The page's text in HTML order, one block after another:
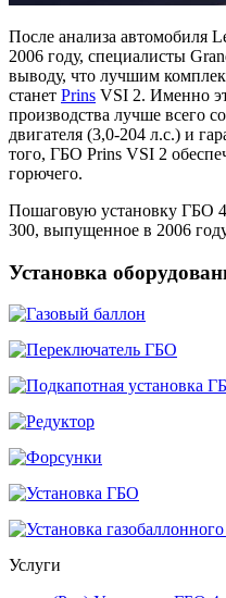
После анализа автомобиля
2006 году, специалисты
выводу, что лучшим
станет Prins VSI 2. Именно
производства лучше всего
двигателя (3,0-204 л.с.) и
того, ГБО Prins VSI 2
горючего.
Пошаговую установку ГБО
300, выпущенное в 2006
Установка
Услуги